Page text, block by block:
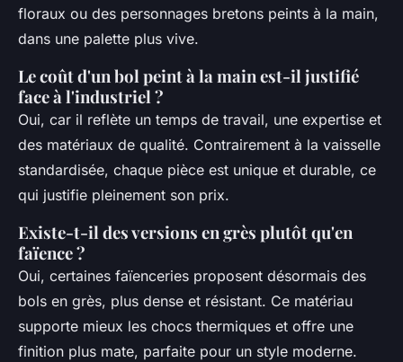
floraux ou des personnages bretons peints à la main,
dans une palette plus vive.
Le coût d'un bol peint à la main est-il justifié
face à l'industriel ?
Oui, car il reflète un temps de travail, une expertise et
des matériaux de qualité. Contrairement à la vaisselle
standardisée, chaque pièce est unique et durable, ce
qui justifie pleinement son prix.
Existe-t-il des versions en grès plutôt qu'en
faïence ?
Oui, certaines faïenceries proposent désormais des
bols en grès, plus dense et résistant. Ce matériau
supporte mieux les chocs thermiques et offre une
finition plus mate, parfaite pour un style moderne.